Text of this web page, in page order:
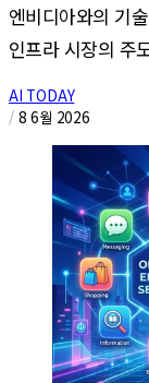
엔비디아와의 기
인프라 시장의 주
AI TODAY
/ 8 6월 2026